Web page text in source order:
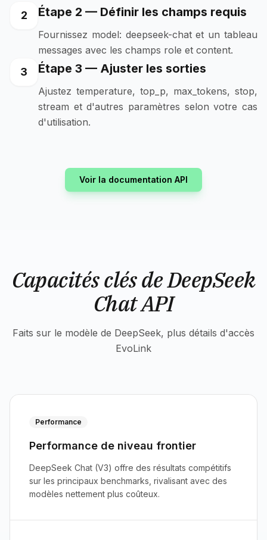
2 Étape 2 — Définir les champs requis
Fournissez model: deepseek-chat et un tableau
messages avec les champs role et content.
3 Étape 3 — Ajuster les sorties
Ajustez temperature, top_p, max_tokens, stop,
stream et d'autres paramètres selon votre cas
d'utilisation.
Voir la documentation API
Capacités clés de DeepSeek
Chat API
Faits sur le modèle de DeepSeek, plus détails d'accès
EvoLink
Performance
Performance de niveau frontier
DeepSeek Chat (V3) offre des résultats compétitifs
sur les principaux benchmarks, rivalisant avec des
modèles nettement plus coûteux.